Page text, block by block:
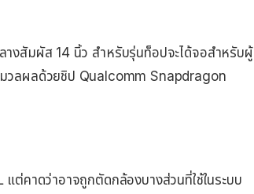
างสัมผัส 14 นิ้ว สำหรับรุ่นท็อปจะได้จอสำหรับผู้
มวลผลด้วยชิป Qualcomm Snapdragon
ต่คาดว่าอาจถูกตัดกล้องบางส่วนที่ใช้ในระบบ